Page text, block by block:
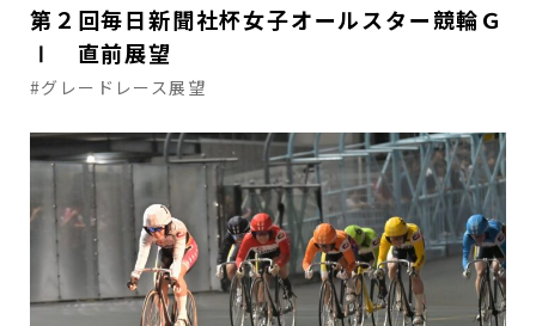
第２回毎日新聞社杯女子オールスター競輪Ｇ
Ⅰ 直前展望
#グレードレース展望